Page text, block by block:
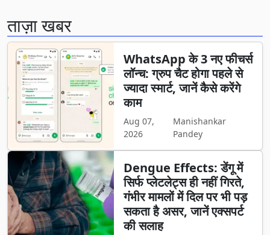
ताज़ा खबर
WhatsApp के 3 नए फीचर्स
लॉन्च: ग्रुप चैट होगा पहले से
ज्यादा स्मार्ट, जानें कैसे करेंगे
काम
Aug 07,
2026
Manishankar
Pandey
Dengue Effects: डेंगू में
सिर्फ प्लेटलेट्स ही नहीं गिरते,
गंभीर मामलों में दिल पर भी पड़
सकता है असर, जानें एक्सपर्ट
की सलाह